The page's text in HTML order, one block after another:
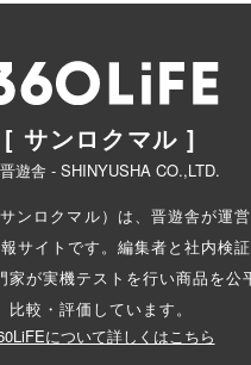
[ サンロクマル ]
遊舎 - SHINYUSHA CO.,LTD.
ンロクマル）は、晋遊舎が運
サイトです。編集者と社内検
家が実機テストを行い商品を公
比較・評価しています。
について詳しくはこちら